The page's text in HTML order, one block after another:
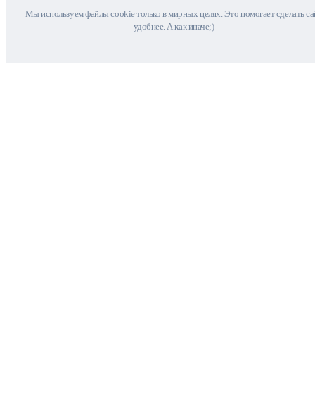
Москоммерцбанк
Мы используем файлы cookie только в мирных целях. Это помогает сделать
удобнее. А как иначе;)